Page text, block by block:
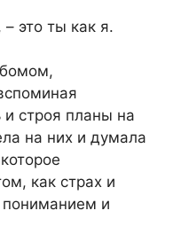
это ты как я.
и строя планы на
на них и думала
как страх и
и